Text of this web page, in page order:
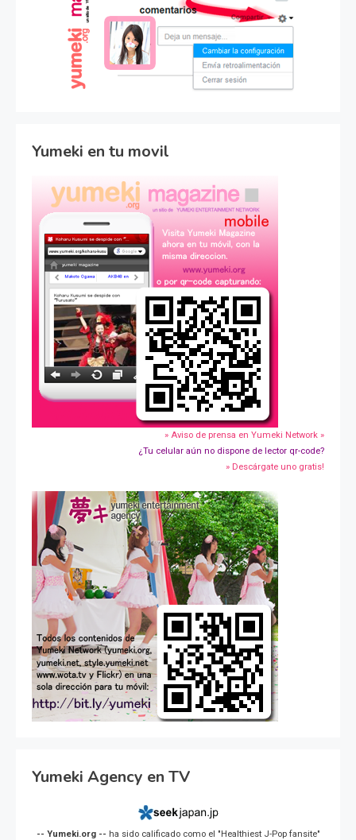
Yumeki en tu movil
» Aviso de prensa en Yumeki Network »
¿Tu celular aún no dispone de lector qr-code?
» Descárgate uno gratis!
Yumeki Agency en TV
-- Yumeki.org -- ha sido calificado como el "Healthiest J-Pop fansite"